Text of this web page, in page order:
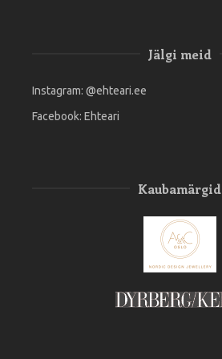
Jälgi meid
Instagram: @ehteari.ee
Facebook: Ehteari
Kaubamärgid